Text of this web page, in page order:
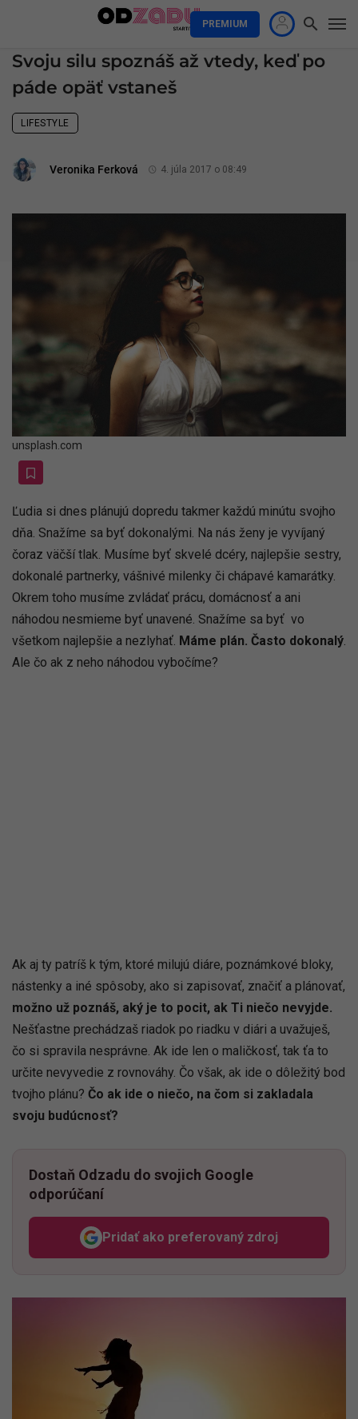
PREMIUM
Svoju silu spoznáš až vtedy, keď po
páde opäť vstaneš
LIFESTYLE
Veronika Ferková 4. júla 2017 o 08:49
unsplash.com
Ľudia si dnes plánujú dopredu takmer každú minútu svojho
dňa. Snažíme sa byť dokonalými. Na nás ženy je vyvíjaný
čoraz väčší tlak. Musíme byť skvelé dcéry, najlepšie sestry,
dokonalé partnerky, vášnivé milenky či chápavé kamarátky.
Okrem toho musíme zvládať prácu, domácnosť a ani
náhodou nesmieme byť unavené. Snažíme sa byť vo
všetkom najlepšie a nezlyhať. Máme plán. Často dokonalý
Ale čo ak z neho náhodou vybočíme?
Ak aj ty patríš k tým, ktoré milujú diáre, poznámkové bloky,
nástenky a iné spôsoby, ako si zapisovať, značiť a plánovať,
možno už poznáš, aký je to pocit, ak Ti niečo nevyjde.
Nešťastne prechádzaš riadok po riadku v diári a uvažuješ,
čo si spravila nesprávne. Ak ide len o maličkosť, tak ťa to
určite nevyvedie z rovnováhy. Čo však, ak ide o dôležitý bod
tvojho plánu? Čo ak ide o niečo, na čom si zakladala
svoju budúcnosť?
Dostaň Odzadu do svojich Google
odporúčaní
Pridať ako preferovaný zdroj
Odzadu, odkaz sa otvorí v